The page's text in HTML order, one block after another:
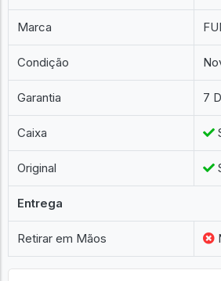
Marca
Condição
Garantia 7
Caixa
Original
Entrega
Retirar em Mãos